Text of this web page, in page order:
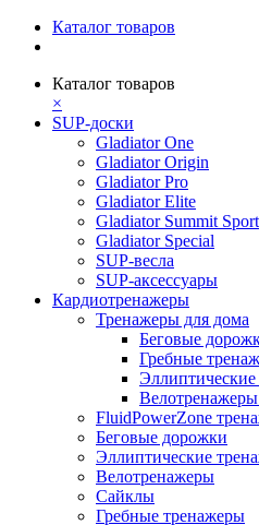
Каталог товаров
Каталог товаров
×
SUP-доски
Gladiator One
Gladiator Origin
Gladiator Pro
Gladiator Elite
Gladiator Summit Sport
Gladiator Special
SUP-весла
SUP-аксессуары
Кардиотренажеры
Тренажеры для дома
Беговые
Гребные
FluidPowerZone
Беговые дорожки
Эллиптические
Велотренажеры
Сайклы
Гребные тренажеры